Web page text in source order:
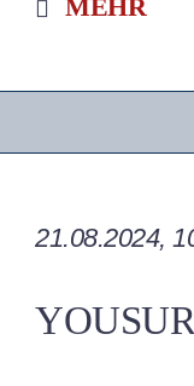
MEHR
21.08.2024,